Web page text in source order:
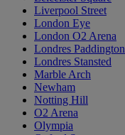
Liverpool Street
London Eye
London O2 Arena
Londres Paddington
Londres Stansted
Marble Arch
Newham
Notting Hill
O2 Arena
Olympia